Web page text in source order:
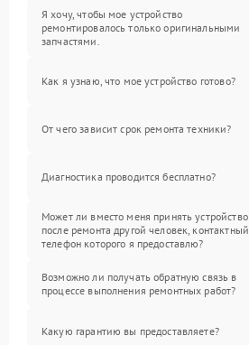
Я хочу, чтобы мое устройство
ремонтировалось только оригинальными
запчастями.
Как я узнаю, что мое устройство готово?
От чего зависит срок ремонта техники?
Диагностика проводится бесплатно?
Может ли вместо меня принять устройство
после ремонта другой человек, контактный
телефон которого я предоставлю?
Возможно ли получать обратную связь в
процессе выполнения ремонтных работ?
Какую гарантию вы предоставляете?